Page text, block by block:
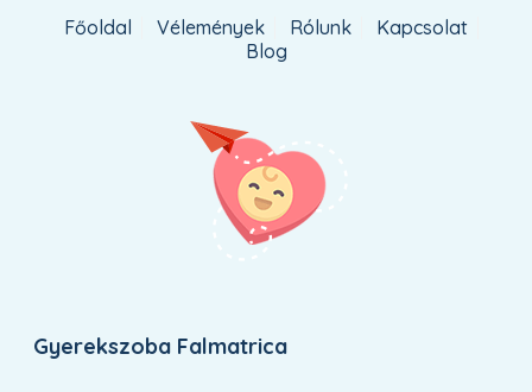
Főoldal Vélemények Rólunk
Kapcsolat
Blog
Gyerekszoba Falmatrica